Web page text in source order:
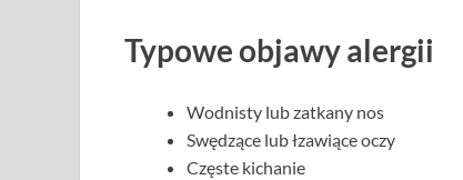
Typowe objawy alergii
Wodnisty lub zatkany nos
Swędzące lub łzawiące oczy
Częste kichanie